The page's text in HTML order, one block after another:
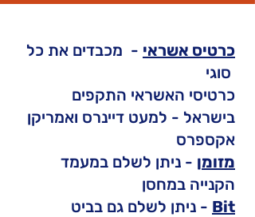
כרטיס אשראי - מכבדים את כל
כרטיסי האשראי התקפים
בישראל - למעט דיינרס ואמריקן
אקספרס
מזומן - ניתן לשלם במעמד
הקנייה במחסן
ניתן לשלם גם בביט - Bit